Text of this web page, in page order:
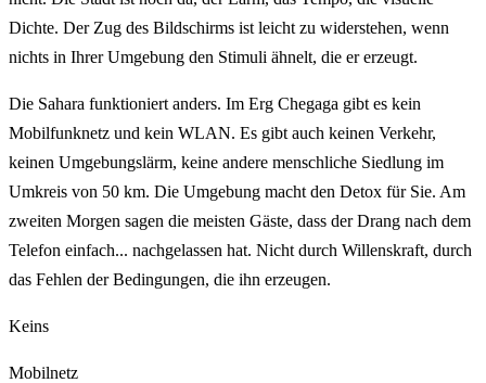
Dichte. Der Zug des Bildschirms ist leicht zu widerstehen, wenn
nichts in Ihrer Umgebung den Stimuli ähnelt, die er erzeugt.
Die Sahara funktioniert anders. Im Erg Chegaga gibt es kein
Mobilfunknetz und kein WLAN. Es gibt auch keinen Verkehr,
keinen Umgebungslärm, keine andere menschliche Siedlung im
Umkreis von 50 km. Die Umgebung macht den Detox für Sie. Am
zweiten Morgen sagen die meisten Gäste, dass der Drang nach dem
Telefon einfach... nachgelassen hat. Nicht durch Willenskraft, durch
das Fehlen der Bedingungen, die ihn erzeugen.
Keins
Mobilnetz